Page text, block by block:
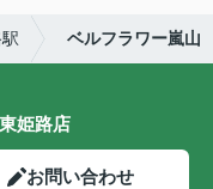
ベルフラワー嵐山
姫路店
お問い合わせ